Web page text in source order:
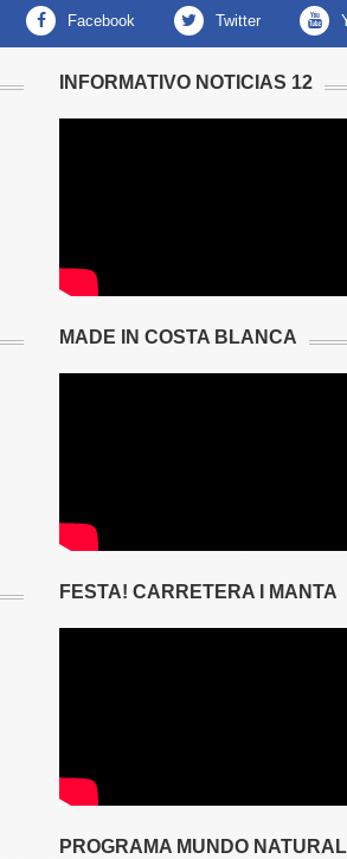
facebook twitter
INFORMATIVO NOTICIAS 12
MADE IN COSTA BLANCA
FESTA! CARRETERA I MANTA
PROGRAMA MUNDO NATURAL